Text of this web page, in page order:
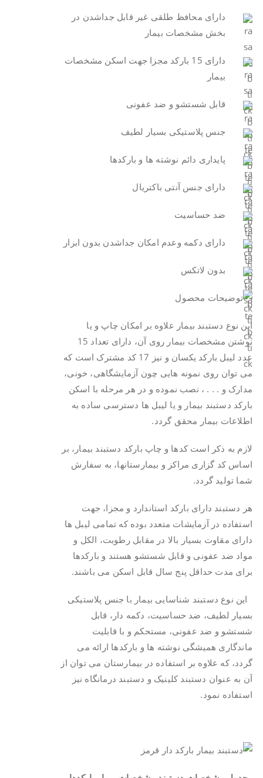
دارای محافظ طلقی غیر قابل جداشدن در
بخش مشخصات بیمار
دارای 15 بارکد مجزا جهت اسکن مشخصات
بیمار
قابل شستشو و ضد عفونی
جنس پلاستیکی بسیار لطیف
پایداری دائم نوشته ها و بارکدها
دارای جنس آنتی باکتریال
ضد حساسیت
دارای دکمه وعدم امکان جداشدن بدون ابزار
بدون لاتکس
این نوع دستبند بیمار علاوه بر امکان چاپ و یا
نوشتن مشخصات بیمار روی آن، دارای تعداد 15
عدد لیبل بارکد یکسان و نیز 17 کد مشترک است که
می توان روی نمونه هایی چون آزمایشگاهی، خونی،
مدارک و . . . ، نصب نموده و در هر مرحله با اسکن
بارکد دستبند بیمار و یا لیبل ها دسترسی ساده به
اطلاعات بیمار محقق گردد.
لازم به ذکر است کدها و چاپ بارکد دستبند بیمار، بر
اساس کد گزاری مراکز و بیمارستانها، به سفارش
شما تولید گردد.
هر دستبند دارای بارکد استاندارد و مجزا، جهت
استفاده در آزمایشات متعدد بوده که تمامی لیبل ها
دارای مقاوت بسیار بالا در مقابل رطوبت، الکل و
مواد ضد عفونی و قابل شستشو هستند و بارکدها
برای مدت حداقل پنج سال قابل اسکن می باشند.
این نوع دستبند شناسایی بیمار با جنس پلاستیکی
بسیار لطیف، ضد حساسیت، دکمه دار، قابل
شستشو و ضد عفونی، مستحکم و با قابلیت
ماندگاری همیشگی نوشته ها و بارکدها ارائه می
گردد، که علاوه بر استفاده در بیمارستان می توان از
آن به عنوان دستبند کلینیک و دستبند درمانگاه نیز
استفاده نمود.